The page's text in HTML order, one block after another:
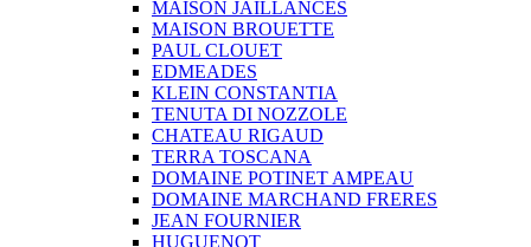
MAISON JAILLANCES
MAISON BROUETTE
PAUL CLOUET
EDMEADES
KLEIN CONSTANTIA
TENUTA DI NOZZOLE
CHATEAU RIGAUD
TERRA TOSCANA
DOMAINE POTINET AMPEAU
DOMAINE MARCHAND FRERES
JEAN FOURNIER
HUGUENOT